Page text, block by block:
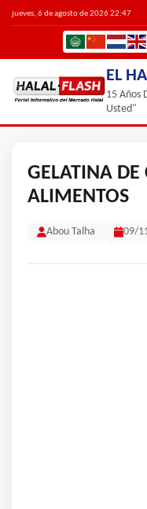
jueves, 6 de agosto de 2026 22:47
EL
15 Años
Usted"
GELATINA DE
ALIMENTOS
Abou Talha 09/